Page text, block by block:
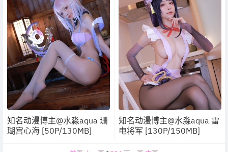
知名动漫博主@水淼aqua 珊
瑚宫心海 [50P/130MB]
知名动漫博主@水淼aqua 雷
电将军 [130P/150MB]